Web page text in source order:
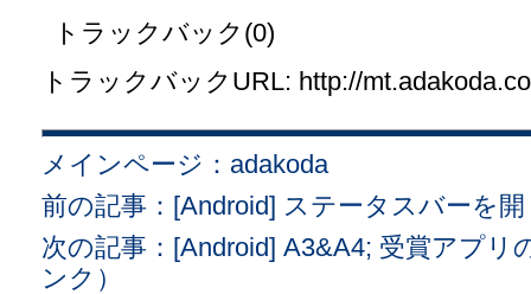
トラックバック(0)
トラックバックURL: http://
メインページ：adakoda
前の記事：[Android] ステータスバーを
次の記事：[Android] A3&A4; 受賞アプリ
ンク）